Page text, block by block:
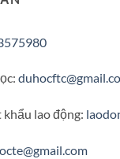
lao động: